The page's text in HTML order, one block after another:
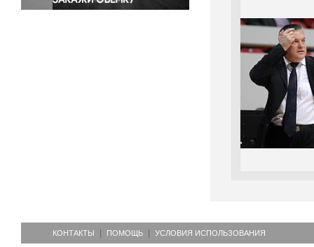
КОНТАКТЫ ПОМОЩЬ УСЛОВИЯ ИСПОЛЬЗОВАНИЯ